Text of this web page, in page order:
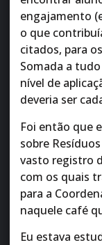
engajamento
o que
citados, para
Somada a
nível de
deveria ser
Foi então que
sobre
vasto registro
com os quais
para a
naquele café
Eu estava